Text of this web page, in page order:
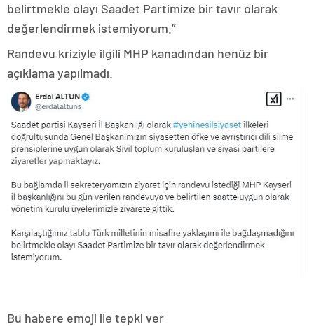
belirtmekle olayı Saadet Partimize bir tavır olarak
değerlendirmek istemiyorum.”
Randevu kriziyle ilgili MHP kanadından henüz bir
açıklama yapılmadı.
Bu habere emoji ile tepki ver